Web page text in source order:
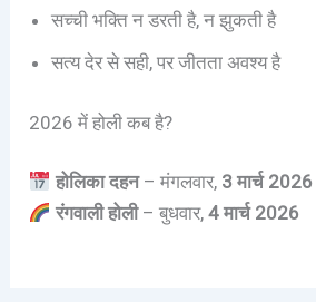
सच्ची भक्ति न डरती है, न झुकती है
सत्य देर से सही, पर जीतता अवश्य है
2026 में होली कब है?
होलिका दहन– मंगलवार, 3 मार्च 2026
रंगवाली होली– बुधवार, 4 मार्च 2026